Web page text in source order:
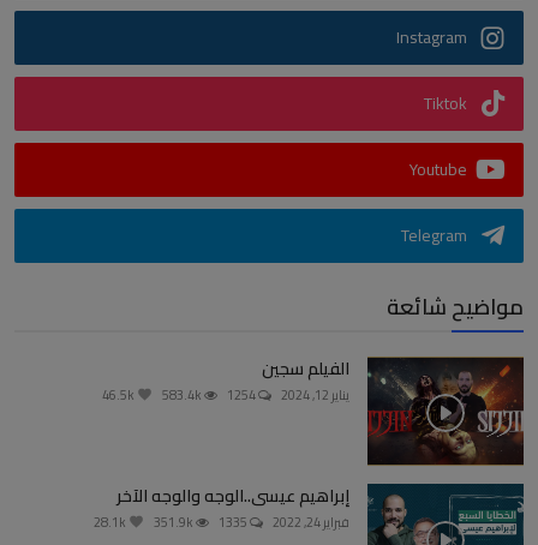
Instagram
Tiktok
Youtube
Telegram
مواضيح شائعة
الفيلم سجين
يناير 12, 2024
إبراهيم عيسى..الوجه والوجه الآخر
فبراير 24, 2022